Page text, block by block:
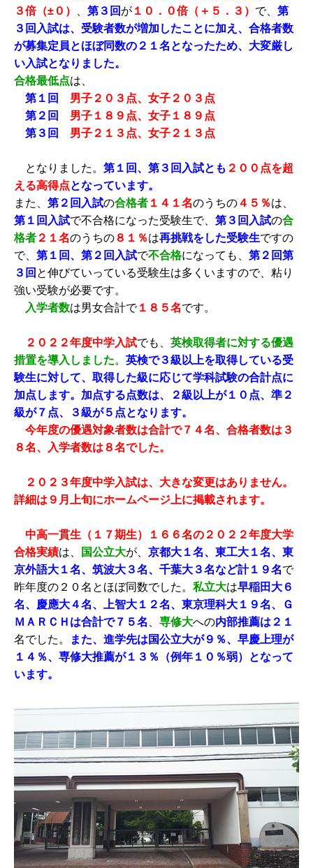
３倍（±０）
第３回 が １０．０倍（＋５．３） で、 第
３回入試は、受験者数が増加したことに加え、合格者数
が募集定員とほぼ同数の２１名となったため、大変厳し
い入試となりました。
合格最低点は、
第１回 男子２０３点、女子２０３点
第２回 男子１８９点、女子１８９点
第３回 男子２１３点、女子２１３点
となりました。 第１回、第３回入試とも ２００点を超
える高得点となっています。
また、 第２回入試の合格者 １４１名のうちの４５％は、
第１回入試で不合格になった受験生で、 第３回入試の合
格者 ２１名のうちの８１％は再挑戦をした受験生ですの
で、 第１回、第２回入試で不合格になっても、 第２回第
３ 回 と伸びていっている受験生は多くいますので、粘り
強い受験が必要です。
入学者数は男女合計で１８５名です。
２０２２年度中学入試でも、 英検取得者に対する優遇
措置を導入しました。 英検で３級以上を取得している受
験生に対して、取得した級に応じて学科試験の合計点に
加点します。加点する点数は、２級以上が１０点、準２
級が７点、３級が５点となります。
今年度の優遇対象者数は合計で７４名、合格者数は３
８名、入学者数は８名でした。
２０２３年度中学入試は、大きな変更はありません。
詳細は９月上旬にホームページ上に掲載されます。
中高一貫生（１７期生）１６６名の２０２２年度大学
合格実績は、 国公立大が、 京都大１名、東工大１名、東
京外語大１名、筑波大３名、千葉大３名など計１９名で
昨年度の２０名とほぼ同数でした。 私立大は早稲田大６
名、慶應大４名、上智大１２名、東京理科大１９名、Ｇ
ＭＡＲＣＨは合計で７５名
専修大への内部推薦は２１
名でした。
また、進学先は国公立大が９％、早慶上理が
１４％、専修大推薦が１３％（例年１０％弱）となって
います。